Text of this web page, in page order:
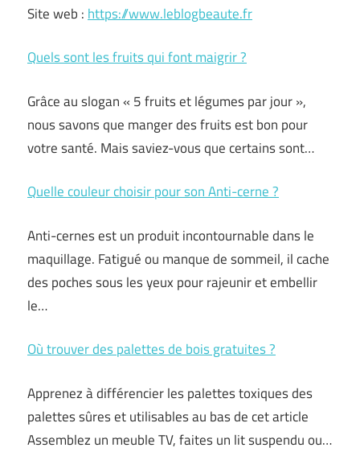
Site web : https://www.leblogbeaute.fr
Quels sont les fruits qui font maigrir ?
Grâce au slogan « 5 fruits et légumes par jour »,
nous savons que manger des fruits est bon pour
votre santé. Mais saviez-vous que certains sont…
Quelle couleur choisir pour son Anti-cerne ?
Anti-cernes est un produit incontournable dans le
maquillage. Fatigué ou manque de sommeil, il cache
des poches sous les yeux pour rajeunir et embellir
le…
Où trouver des palettes de bois gratuites ?
Apprenez à différencier les palettes toxiques des
palettes sûres et utilisables au bas de cet article
Assemblez un meuble TV, faites un lit suspendu ou…